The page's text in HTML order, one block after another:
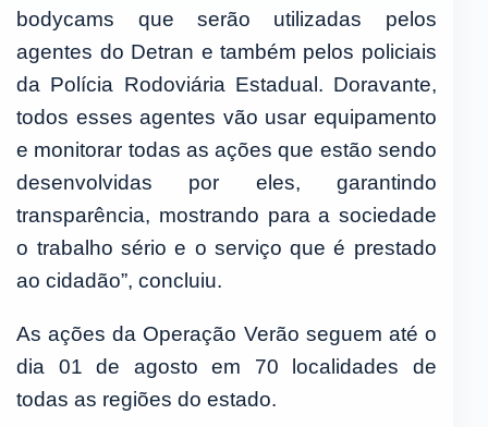
bodycams que serão utilizadas pelos
agentes do Detran e também pelos policiais
da Polícia Rodoviária Estadual. Doravante,
todos esses agentes vão usar equipamento
e monitorar todas as ações que estão sendo
desenvolvidas por eles, garantindo
transparência, mostrando para a sociedade
o trabalho sério e o serviço que é prestado
ao cidadão”, concluiu.
As ações da Operação Verão seguem até o
dia 01 de agosto em 70 localidades de
todas as regiões do estado.